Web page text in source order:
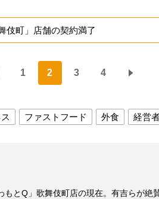
伎町」店舗の契約満了
1 2 3 4
ファストフード 外食 経営
もとQ」歌舞伎町店の現在。有吉らが絶